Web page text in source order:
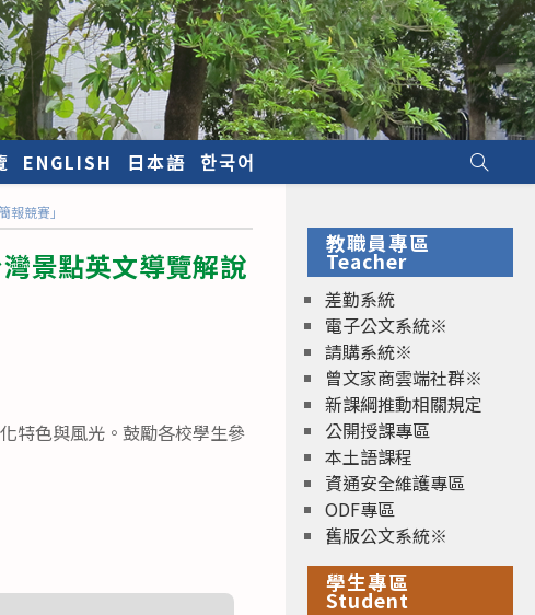
ENGLISH 日本語 한국어
競賽」
景點英文導覽解說
特色與風光。鼓勵各校學生參
教職員專區
Teacher
差勤系統
電子公文系統※
請購系統※
曾文家商雲端社群※
新課綱推動相關規定
公開授課專區
本土語課程
資通安全維護專區
ODF專區
舊版公文系統※
學生專區
Student